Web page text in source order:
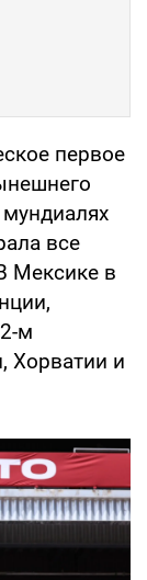
первое
все
Мексике в
м
Хорватии и